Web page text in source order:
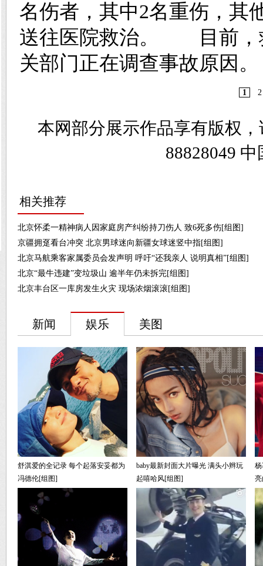
名伤者，其中2名重伤，其
送往医院救治。 目前，
关部门正在调查事故原因。
1 2
本网部分展示作品享有版权
88828049
相关推荐
北京怀柔一精神病人因家庭房产纠纷持刀伤人 致6死多伤[组图]
京疆拥趸看台冲突 北京男球迷向新疆女球迷竖中指[组图]
北京马航乘客家属委员会发声明 呼吁“还我亲人 说明真相”[组图]
北京“最牛违建”变垃圾山 逾半年仍未拆完[组图]
北京丰台区一库房发生火灾 现场浓烟滚滚[组图]